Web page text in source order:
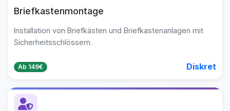
Briefkastenmontage
Installation von Briefkästen und Briefkastenanlagen mit
Sicherheitsschlössern.
Ab 149€ Diskret